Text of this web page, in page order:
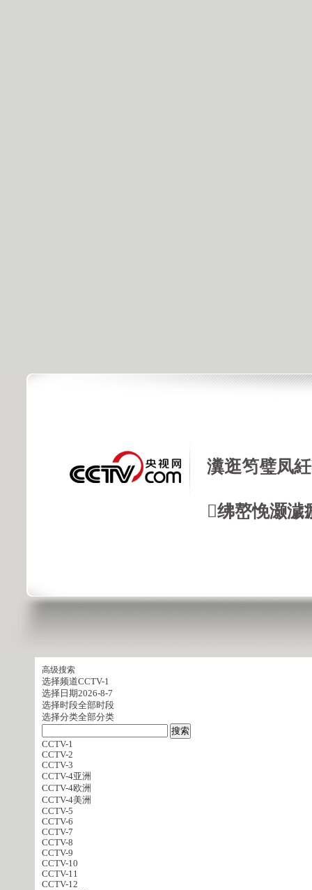
瀵逛笉璧凤
绋嶅悗灏
高级搜索
选择频道CCTV-1
选择日期2026-8-7
选择时段全部时段
选择分类全部分类
CCTV-1
CCTV-2
CCTV-3
CCTV-4亚洲
CCTV-4欧洲
CCTV-4美洲
CCTV-5
CCTV-6
CCTV-7
CCTV-8
CCTV-9
CCTV-10
CCTV-11
CCTV-12